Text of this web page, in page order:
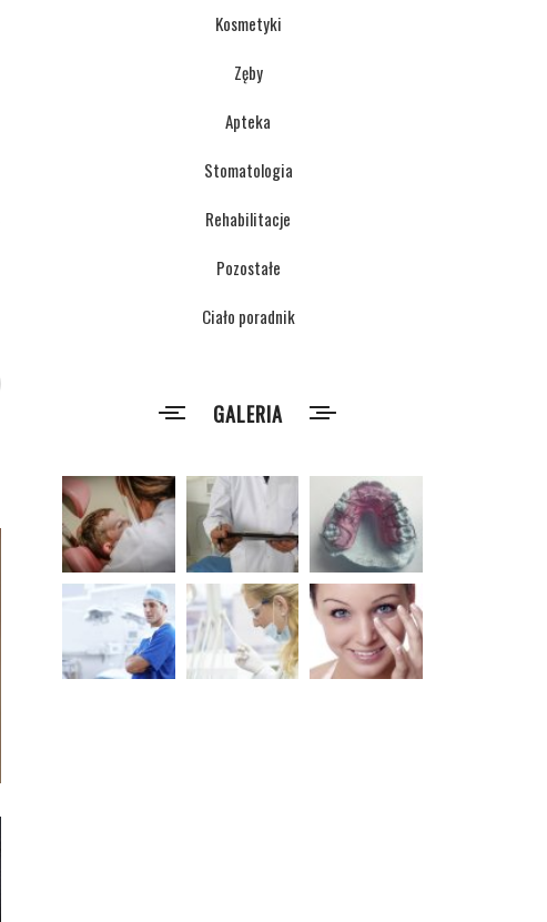
Kosmetyki
Zęby
Apteka
Stomatologia
Rehabilitacje
Pozostałe
Ciało poradnik
GALERIA